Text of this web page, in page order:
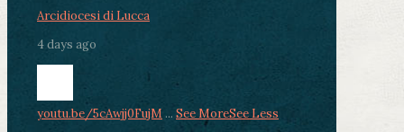
Arcidiocesi di Lucca
4 days ago
youtu.be/5cAwjj0FujM ... See MoreSee Less